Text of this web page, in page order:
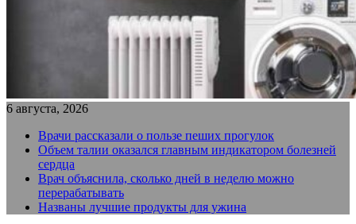
6 августа, 2026
Врачи рассказали о пользе пеших прогулок
Объем талии оказался главным индикатором болезней
сердца
Врач объяснила, сколько дней в неделю можно
перерабатывать
Названы лучшие продукты для ужина